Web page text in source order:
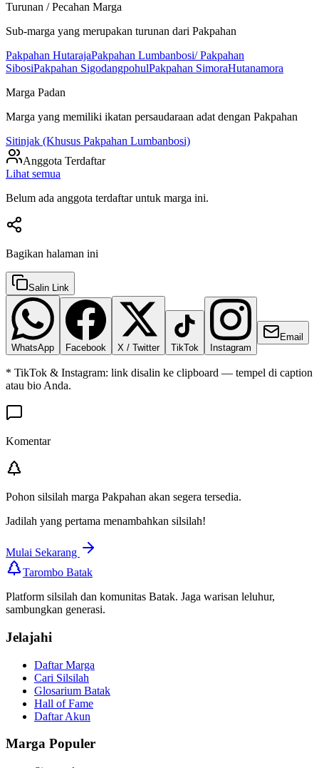
Turunan / Pecahan Marga
Sub-marga yang merupakan turunan dari Pakpahan
Pakpahan HutarajaPakpahan Lumbanbosi/ Pakpahan
SibosiPakpahan SigodangpohulPakpahan SimoraHutanamora
Marga Padan
Marga yang memiliki ikatan persaudaraan adat dengan Pakpahan
Sitinjak (Khusus Pakpahan Lumbanbosi)
Anggota Terdaftar
Lihat semua
Belum ada anggota terdaftar untuk marga ini.
Bagikan halaman ini
Salin Link
WhatsApp Facebook X / Twitter TikTok Instagram
Email
* TikTok & Instagram: link disalin ke clipboard — tempel di caption
atau bio Anda.
Komentar
Pohon silsilah marga Pakpahan akan segera tersedia.
Jadilah yang pertama menambahkan silsilah!
Mulai Sekarang
Tarombo Batak
Platform silsilah dan komunitas Batak. Jaga warisan leluhur,
sambungkan generasi.
Jelajahi
Daftar Marga
Cari Silsilah
Glosarium Batak
Hall of Fame
Daftar Akun
Marga Populer